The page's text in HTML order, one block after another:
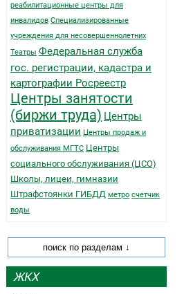
реабилитационные центры для
инвалидов Специализированные
учреждения для несовершеннолетних
Театры Федеральная служба
гос. регистрации, кадастра и
картографии Росреестр
Центры занятости
(биржи труда) Центры
приватизации Центры продаж и
обслуживания МГТС Центры
социального обслуживания (ЦСО)
Школы, лицеи, гимназии
Штрафстоянки ГИБДД метро счетчик
воды
ЖКХ